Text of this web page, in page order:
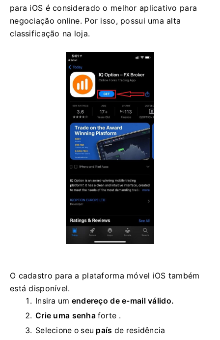
para iOS é considerado o melhor aplicativo para
negociação online. Por isso, possui uma alta
classificação na loja.
O cadastro para a plataforma móvel iOS também
está disponível.
Insira um endereço de e-mail válido.
Crie uma senha forte .
Selecione o seu país de residência